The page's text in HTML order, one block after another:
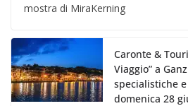
mostra di MiraKerning
Caronte &
Viaggio” a
specialistiche
domenica 28